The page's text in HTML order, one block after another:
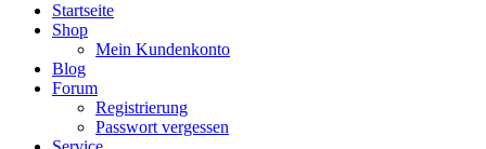
Startseite
Shop
Mein Kundenkonto
Blog
Forum
Registrierung
Passwort vergessen